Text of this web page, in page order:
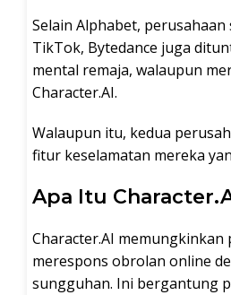
Selain Alphabet,
TikTok, Bytedance juga
mental remaja, walaupun
Character.AI.
Walaupun itu, kedua
fitur keselamatan mereka
Apa Itu
Character.AI
merespons obrolan online
sungguhan. Ini bergantung